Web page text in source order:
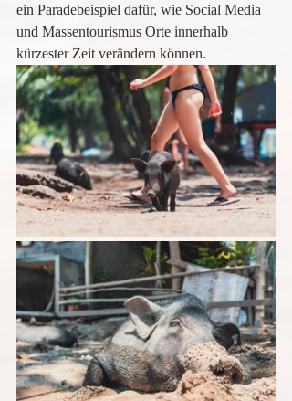
ein Paradebeispiel dafür, wie Social Media
und Massentourismus Orte innerhalb
kürzester Zeit verändern können.